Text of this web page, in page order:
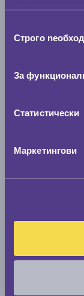
наСтрого
За
Статистически
Маркетингови